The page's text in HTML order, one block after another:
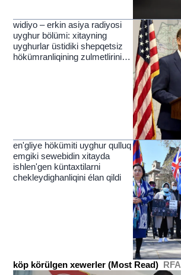
widiyo – erkin asiya radiyosi
uyghur bölümi: xitayning
uyghurlar üstidiki shepqetsiz
hökümranliqining zulmetlirini
en'gliye hökümiti uyghur qulluq
emgiki sewebidin xitayda
ishlen'gen küntaxtilarni
chekleydighanliqini élan qildi
köp körülgen xewerler (Most Read) RFA